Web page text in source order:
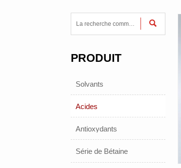

PRODUIT
Solvants
Acides
Antioxydants
Série de Bétaine